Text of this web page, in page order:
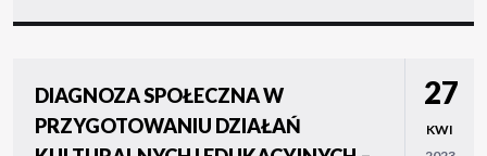
DIAGNOZA SPOŁECZNA W
PRZYGOTOWANIU DZIAŁAŃ
27
KWI